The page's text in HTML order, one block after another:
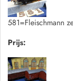
581=Fleischmann
Prijs: